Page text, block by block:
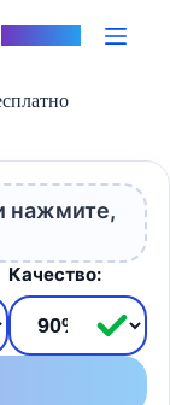
нажмите,
Качество: